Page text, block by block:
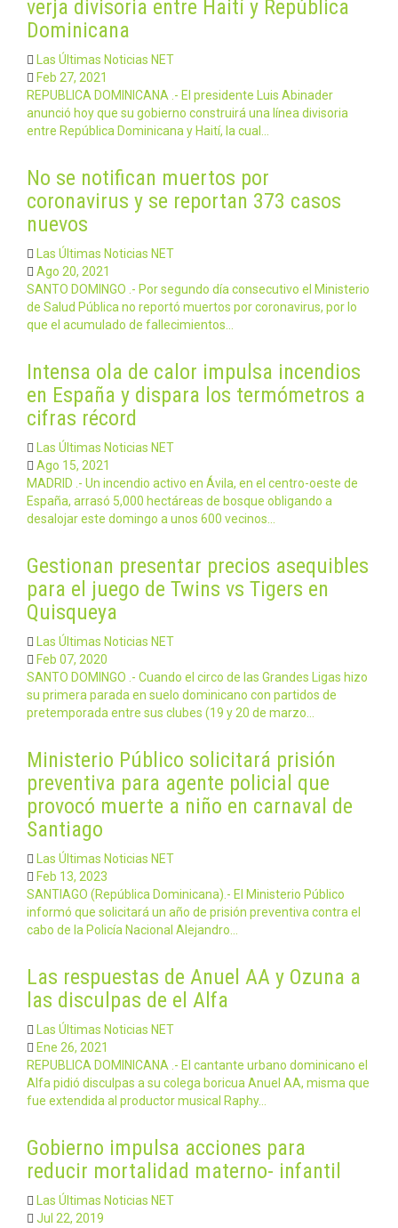
verja divisoria entre Haití y República
Dominicana
Las Últimas Noticias NET
Feb 27, 2021
REPUBLICA DOMINICANA .- El presidente Luis Abinader
anunció hoy que su gobierno construirá una línea divisoria
entre República Dominicana y Haití, la cual…
No se notifican muertos por
coronavirus y se reportan 373 casos
nuevos
Las Últimas Noticias NET
Ago 20, 2021
SANTO DOMINGO .- Por segundo día consecutivo el Ministerio
de Salud Pública no reportó muertos por coronavirus, por lo
que el acumulado de fallecimientos…
Intensa ola de calor impulsa incendios
en España y dispara los termómetros a
cifras récord
Las Últimas Noticias NET
Ago 15, 2021
MADRID .- Un incendio activo en Ávila, en el centro-oeste de
España, arrasó 5,000 hectáreas de bosque obligando a
desalojar este domingo a unos 600 vecinos…
Gestionan presentar precios asequibles
para el juego de Twins vs Tigers en
Quisqueya
Las Últimas Noticias NET
Feb 07, 2020
SANTO DOMINGO .- Cuando el circo de las Grandes Ligas hizo
su primera parada en suelo dominicano con partidos de
pretemporada entre sus clubes (19 y 20 de marzo…
Ministerio Público solicitará prisión
preventiva para agente policial que
provocó muerte a niño en carnaval de
Santiago
Las Últimas Noticias NET
Feb 13, 2023
SANTIAGO (República Dominicana).- El Ministerio Público
informó que solicitará un año de prisión preventiva contra el
cabo de la Policía Nacional Alejandro…
Las respuestas de Anuel AA y Ozuna a
las disculpas de el Alfa
Las Últimas Noticias NET
Ene 26, 2021
REPUBLICA DOMINICANA .- El cantante urbano dominicano el
Alfa pidió disculpas a su colega boricua Anuel AA, misma que
fue extendida al productor musical Raphy…
Gobierno impulsa acciones para
reducir mortalidad materno- infantil
Las Últimas Noticias NET
Jul 22, 2019